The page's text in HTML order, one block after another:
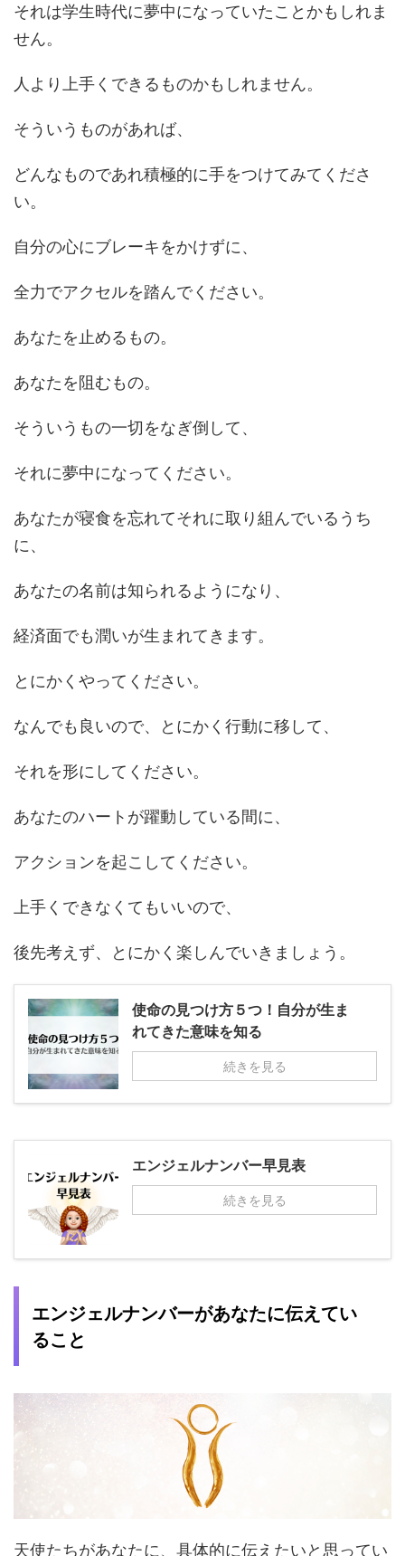
それは学生時代に夢中になっていたことかもしれま
せん。
人より上手くできるものかもしれません。
そういうものがあれば、
どんなものであれ積極的に手をつけてみてくださ
い。
自分の心にブレーキをかけずに、
全力でアクセルを踏んでください。
あなたを止めるもの。
あなたを阻むもの。
そういうもの一切をなぎ倒して、
それに夢中になってください。
あなたが寝食を忘れてそれに取り組んでいるうち
に、
あなたの名前は知られるようになり、
経済面でも潤いが生まれてきます。
とにかくやってください。
なんでも良いので、とにかく行動に移して、
それを形にしてください。
あなたのハートが躍動している間に、
アクションを起こしてください。
上手くできなくてもいいので、
後先考えず、とにかく楽しんでいきましょう。
使命の見つけ方５つ！自分が生ま
れてきた意味を知る
続きを見る
エンジェルナンバー早見表
続きを見る
エンジェルナンバーがあなたに伝えてい
ること
天使たちがあなたに、具体的に伝えたいと思ってい